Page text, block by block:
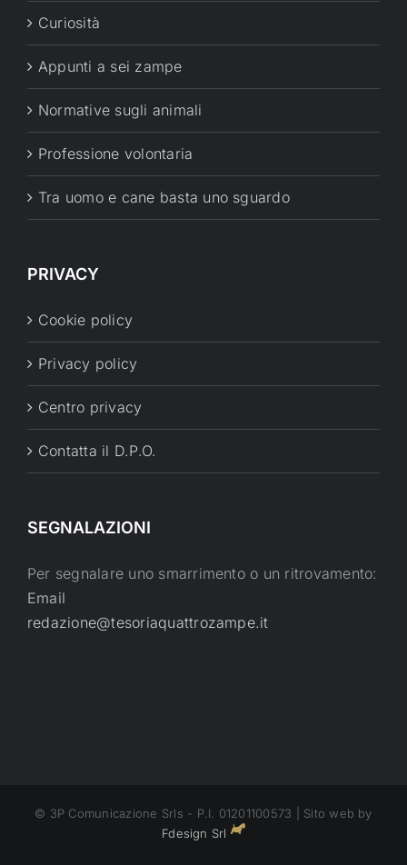
Curiosità
Appunti a sei zampe
Normative sugli animali
Professione volontaria
Tra uomo e cane basta uno sguardo
PRIVACY
Cookie policy
Privacy policy
Centro privacy
Contatta il D.P.O.
SEGNALAZIONI
Per segnalare uno smarrimento o un ritrovamento:
Email
redazione@tesoriaquattrozampe.it
© 3P Comunicazione Srls - P.I. 01201100573 | Sito web by
Fdesign Srl